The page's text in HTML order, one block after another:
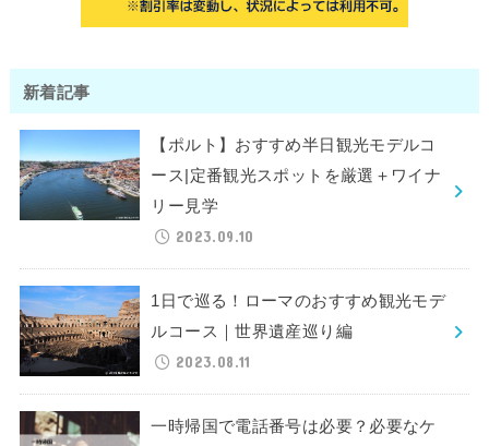
新着記事
【ポルト】おすすめ半日観光モデルコ
ース|定番観光スポットを厳選＋ワイナ
リー見学
2023.09.10
1日で巡る！ローマのおすすめ観光モデ
ルコース｜世界遺産巡り編
2023.08.11
一時帰国で電話番号は必要？必要なケ